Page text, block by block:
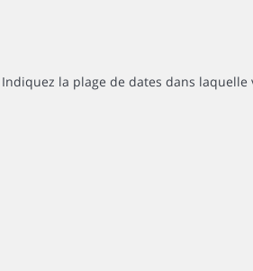
Indiquez la plage de dates dans